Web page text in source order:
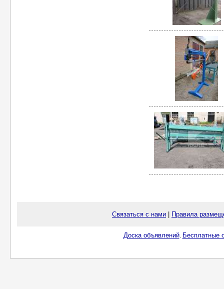
Связаться с нами Правила
Доска объявлений. Бесплатные